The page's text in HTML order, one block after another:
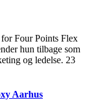
Four Points Flex
hun tilbage som
og ledelse. 23
Aarhus